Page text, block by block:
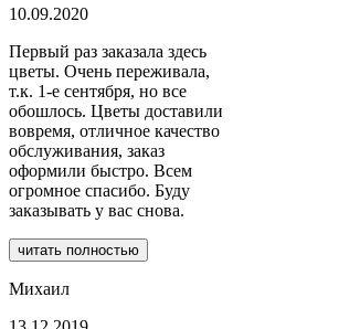
10.09.2020
Первый раз заказала здесь
цветы. Очень переживала,
т.к. 1-е сентября, но все
обошлось. Цветы доставили
вовремя, отличное качество
обслуживания, заказ
оформили быстро. Всем
огромное спасибо. Буду
заказывать у вас снова.
читать полностью
Михаил